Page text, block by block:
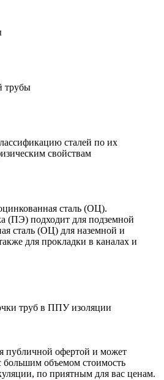
трубы
сталей по их
свойствам
сталь (ОЦ).
(ПЭ) подходит для подземной
сталь (ОЦ) для наземной и
для прокладки в каналах и
труб в ППУ изоляции
публичной офертой и может
большим объемом стоимость
по приятным для вас ценам.